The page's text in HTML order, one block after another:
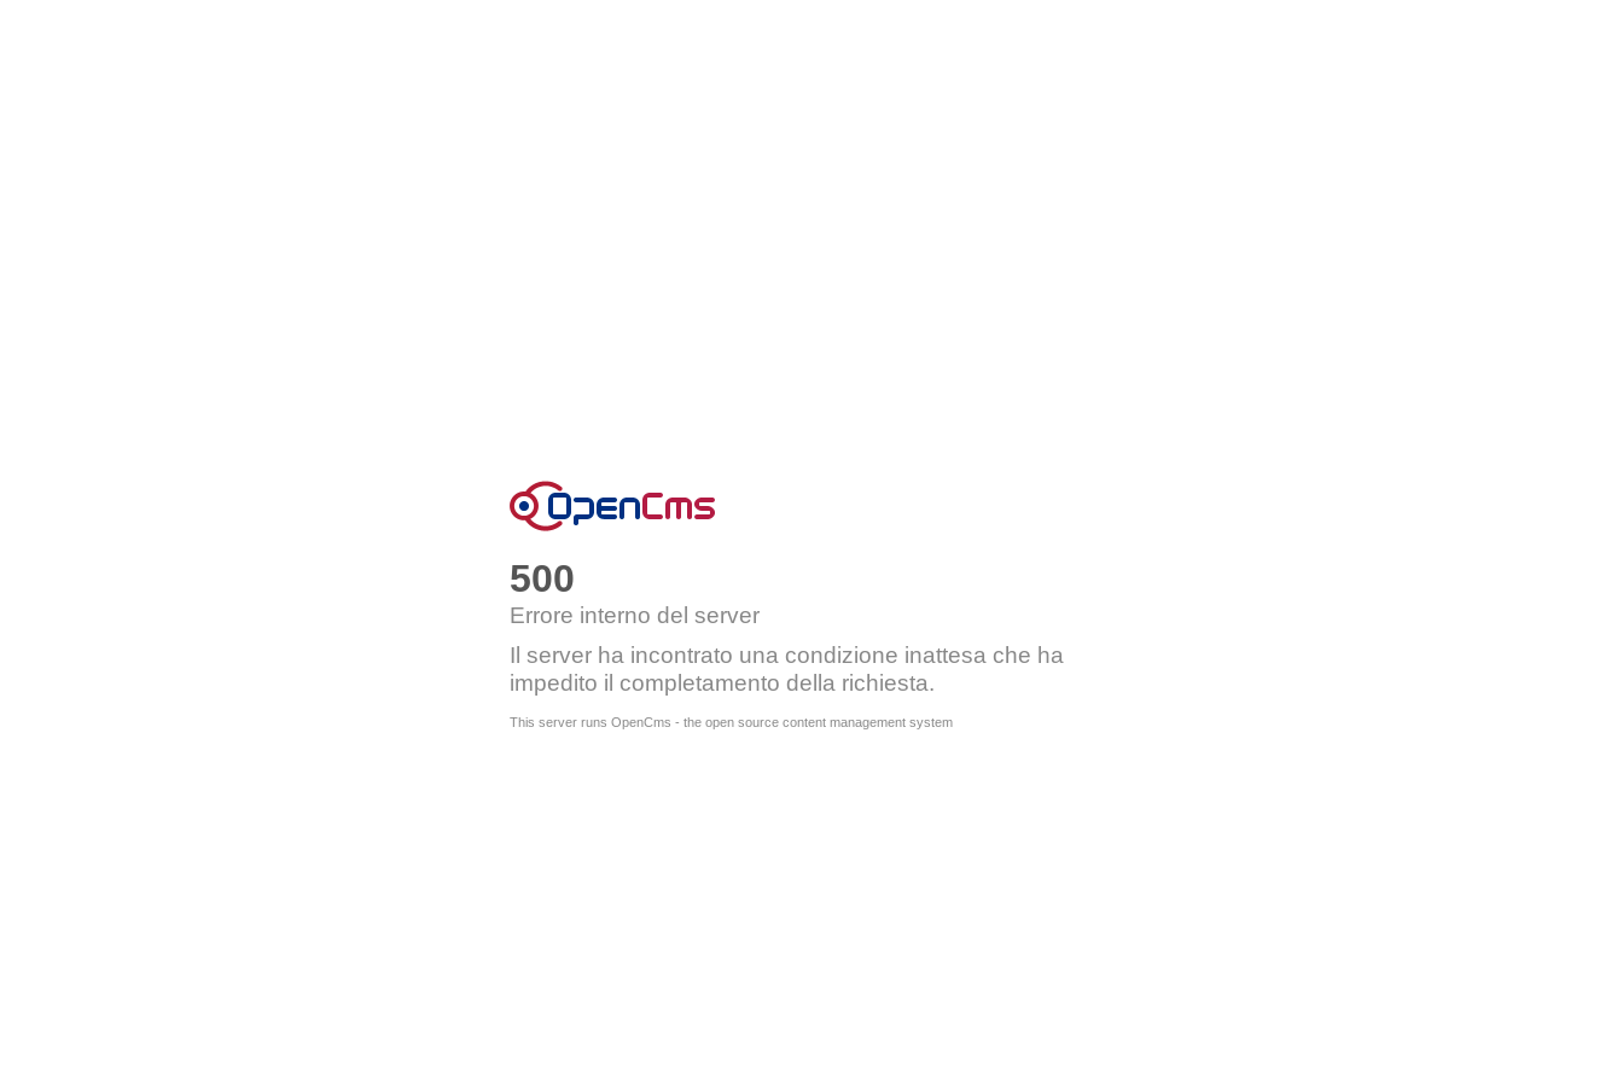
500
Errore interno del server
Il server ha incontrato una condizione inattesa che ha
impedito il completamento della richiesta.
This server runs OpenCms - the open source content management system